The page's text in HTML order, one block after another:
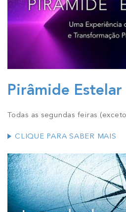
Pirâmide Estelar
Todas as segundas feiras
CLIQUE PARA SABER MAIS